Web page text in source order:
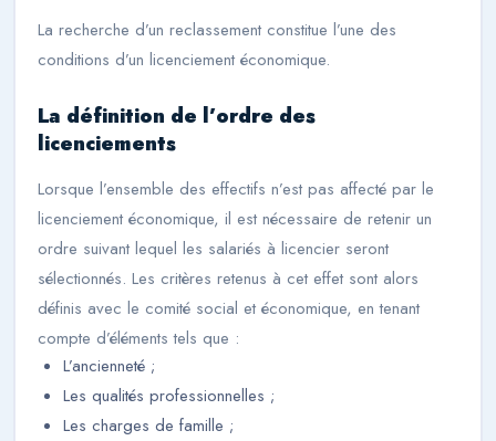
La recherche d’un reclassement constitue l’une des
conditions d’un licenciement économique.
La définition de l’ordre des
licenciements
Lorsque l’ensemble des effectifs n’est pas affecté par le
licenciement économique, il est nécessaire de retenir un
ordre suivant lequel les salariés à licencier seront
sélectionnés. Les critères retenus à cet effet sont alors
définis avec le comité social et économique, en tenant
compte d’éléments tels que :
L’ancienneté ;
Les qualités professionnelles ;
Les charges de famille ;